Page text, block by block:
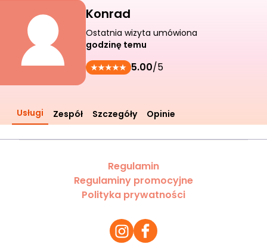
Konrad
Ostatnia wizyta umówiona
godzinę temu
5.00/5
Usługi Zespół Szczegóły Opinie
Regulamin
Regulaminy promocyjne
Polityka prywatności